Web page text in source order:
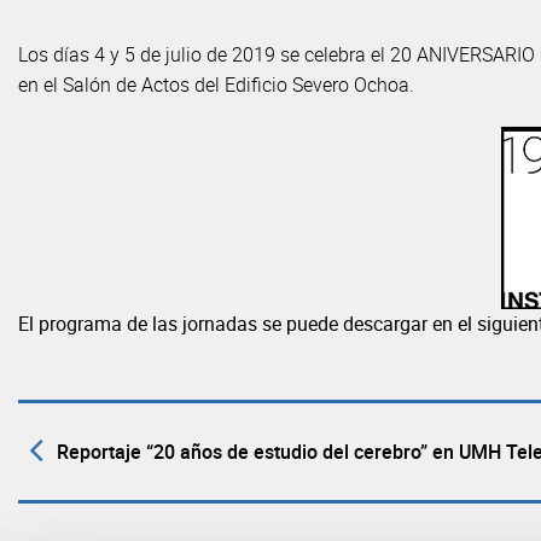
Los días 4 y 5 de julio de 2019 se celebra el 20
en el Salón de Actos del Edificio Severo Ochoa.
El programa de las jornadas se puede descargar en el
Reportaje “20 años de estudio del cerebro” en UMH